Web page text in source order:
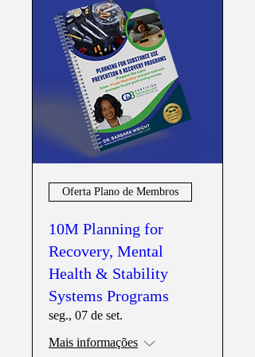
Oferta Plano de Membros
10M Planning for
Recovery, Mental
Health & Stability
Systems Programs
seg., 07 de set.
Mais informações